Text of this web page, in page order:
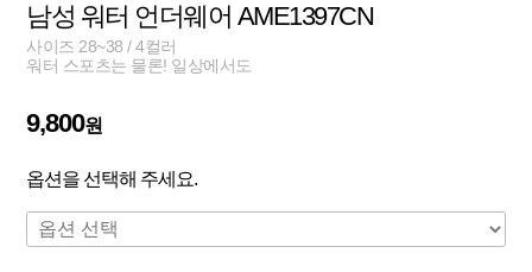
남성 워터 언더웨어 AME1397CN
사이즈 28~38 / 4컬러
워터 스포츠는 물론! 일상에서도
9,800원
옵션을 선택해 주세요.